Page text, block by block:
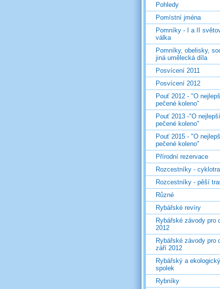
Pohledy
Pomístní jména
Pomníky - I a II
válka
Pomníky, obelisky,
jiná umělecká díla
Posvícení 2011
Posvícení 2012
Pouť 2012 - "O
pečené koleno"
Pouť 2013 -"O nejlepší
pečené koleno"
Pouť 2015 - "O
pečené koleno"
Přírodní rezervace
Rozcestníky -
Rozcestníky - pěší
Různé
Rybářské revíry
Rybářské závody pro
2012
Rybářské závody pro
září 2012
Rybářský a ekologický
spolek
Rybníky